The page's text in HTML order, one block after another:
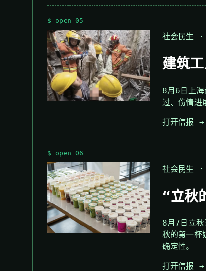
$ open 05
社会民生
建筑
8月6日上海
过、伤情进
打开信报 →
$ open 06
社会民生
“立秋
8月7日立
秋的第一杯
确定性。
打开信报 →